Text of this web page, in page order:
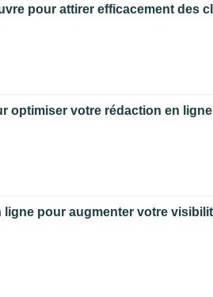
pour attirer efficacement des
optimiser votre rédaction en
pour augmenter votre